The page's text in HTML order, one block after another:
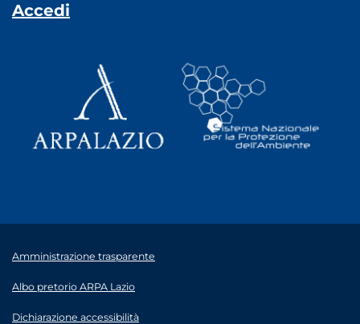
Accedi
Amministrazione trasparente
Albo pretorio ARPA Lazio
Dichiarazione accessibilità